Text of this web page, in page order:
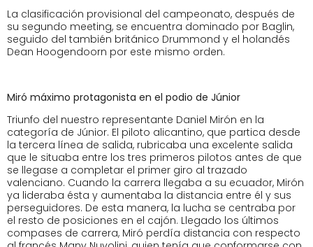
La clasificación provisional del campeonato, después de
su segundo meeting, se encuentra dominado por Baglin,
seguido del también británico Drummond y el holandés
Dean Hoogendoorn por este mismo orden.
Miró máximo protagonista en el podio de Júnior
Triunfo del nuestro representante Daniel Mirón en la
categoría de Júnior. El piloto alicantino, que partica desde
la tercera línea de salida, rubricaba una excelente salida
que le situaba entre los tres primeros pilotos antes de que
se llegase a completar el primer giro al trazado
valenciano. Cuando la carrera llegaba a su ecuador, Mirón
ya lideraba ésta y aumentaba la distancia entre él y sus
perseguidores. De esta manera, la lucha se centraba por
el resto de posiciones en el cajón. Llegado los últimos
compases de carrera, Miró perdía distancia con respecto